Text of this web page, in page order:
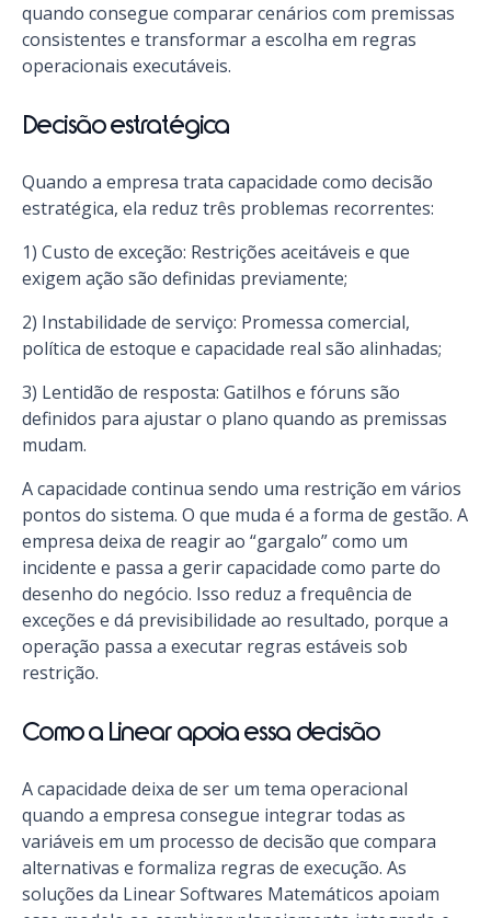
quando consegue comparar cenários com premissas
consistentes e transformar a escolha em regras
operacionais executáveis.
Decisão estratégica
Quando a empresa trata capacidade como decisão
estratégica, ela reduz três problemas recorrentes:
1) Custo de exceção: Restrições aceitáveis e que
exigem ação são definidas previamente;
2) Instabilidade de serviço: Promessa comercial,
política de estoque e capacidade real são alinhadas;
3) Lentidão de resposta: Gatilhos e fóruns são
definidos para ajustar o plano quando as premissas
mudam.
A capacidade continua sendo uma restrição em vários
pontos do sistema. O que muda é a forma de gestão. A
empresa deixa de reagir ao “gargalo” como um
incidente e passa a gerir capacidade como parte do
desenho do negócio. Isso reduz a frequência de
exceções e dá previsibilidade ao resultado, porque a
operação passa a executar regras estáveis sob
restrição.
Como a Linear apoia essa decisão
A capacidade deixa de ser um tema operacional
quando a empresa consegue integrar todas as
variáveis em um processo de decisão que compara
alternativas e formaliza regras de execução. As
soluções da Linear Softwares Matemáticos apoiam